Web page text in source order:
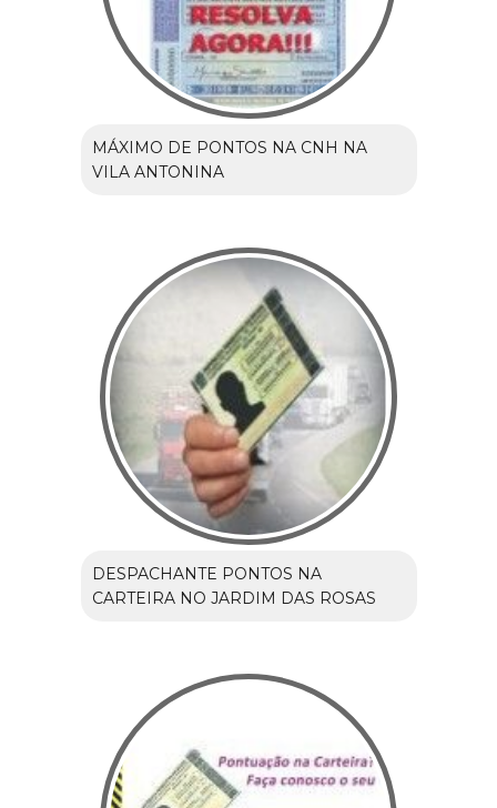
MÁXIMO DE PONTOS NA CNH NA
VILA ANTONINA
DESPACHANTE PONTOS NA
CARTEIRA NO JARDIM DAS ROSAS